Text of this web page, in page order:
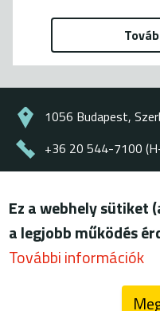
1056 Budapest,
+36 20 544-7100
Lábléc
© ENERGIAKLUB -
felhasználási feltételek
Ez a webhely sütiket
a legjobb működés
További információk